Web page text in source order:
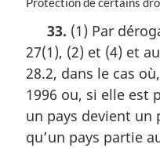
i
n
e
:
e
m
r
g
i
33. (1) Par
27(1), (2) et (4) et
28.2, dans le cas
1996 ou, si elle est
un pays devient un
qu’un pays partie